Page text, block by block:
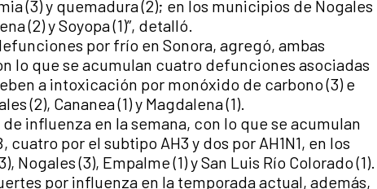
(3) y quemadura (2); en los municipios de Nogales
(2) y Soyopa (1)”, detalló.
por frío en Sonora, agregó, ambas
lo que se acumulan cuatro defunciones asociadas
a intoxicación por monóxido de carbono (3) e
(2), Cananea (1) y Magdalena (1).
influenza en la semana, con lo que se acumulan
por el subtipo AH3 y dos por AH1N1, en los
Nogales (3), Empalme (1) y San Luis Río Colorado (1).
por influenza en la temporada actual, además,